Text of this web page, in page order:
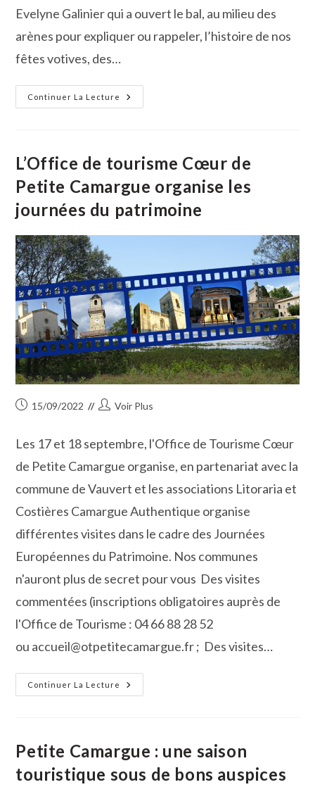
Evelyne Galinier qui a ouvert le bal, au milieu des
arènes pour expliquer ou rappeler, l’histoire de nos
fêtes votives, des…
Continuer La Lecture
L’Office
De
Camargue
Lance
Saison
Touristique
À
Beauvoisin
L’Office de tourisme Cœur de
Petite Camargue organise les
journées du patrimoine
Publication
15/09/2022
Auteur/autrice
publication :
Voir Plus
Les 17 et 18 septembre, l'Office de Tourisme Cœur
de Petite Camargue organise, en partenariat avec la
commune de Vauvert et les associations Litoraria et
Costières Camargue Authentique organise
différentes visites dans le cadre des Journées
Européennes du Patrimoine. Nos communes
n'auront plus de secret pour vous Des visites
commentées (inscriptions obligatoires auprès de
l'Office de Tourisme : 04 66 88 28 52
ou accueil@otpetitecamargue.fr ; Des visites…
Continuer La Lecture
L’Office
De
Organise
Les
Journées
Du
Petite Camargue : une saison
touristique sous de bons auspices